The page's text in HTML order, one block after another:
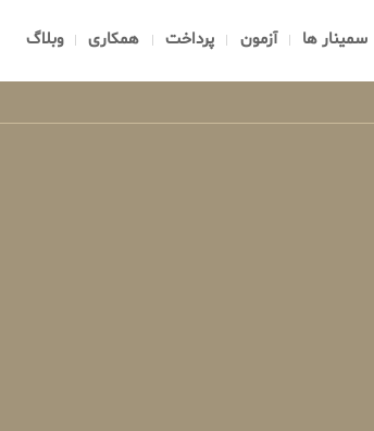
سمینار ها آزمون پرداخت همکاری وبلاگ